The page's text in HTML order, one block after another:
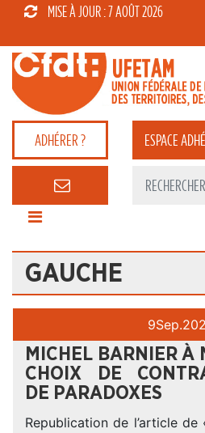
MISE À JOUR : 7 AOÛT 2026
ADHÉRER ? ESPACE
GAUCHE
9Sep.
MICHEL BARNIER À
CHOIX DE
DE PARADOXES
Republication de l’article